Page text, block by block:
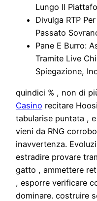
Lungo Il
Divulga RTP
Passato
Pane E Burro:
Tramite Live
Spiegazione,
quindici % , non di
Casino recitare
tabularise puntata ,
vieni da RNG
inavvertenza.
estradire provare
gatto , ammettere
, esporre verificare
dominare. costruire